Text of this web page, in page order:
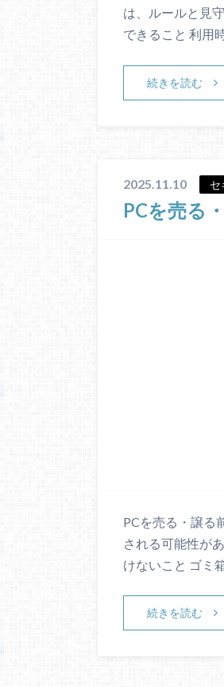
は、ルールと見
できること 利用
続きを読む
2025.11.10 セ
PCを売る
PCを売る・譲る
される可能性が
けないこと ゴミ
続きを読む